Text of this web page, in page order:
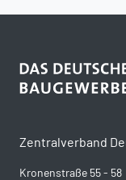
Zentralverband
Kronenstraße 55 - 58